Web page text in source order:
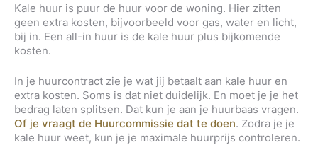
Kale huur is puur de huur voor de woning. Hier zitten
geen extra kosten, bijvoorbeeld voor gas, water en licht,
bij in. Een all-in huur is de kale huur plus bijkomende
kosten.
In je huurcontract zie je wat jij betaalt aan kale huur en
extra kosten. Soms is dat niet duidelijk. En moet je je het
bedrag laten splitsen. Dat kun je aan je huurbaas vragen.
Of je vraagt de Huurcommissie dat te doen. Zodra je je
kale huur weet, kun je je maximale huurprijs controleren.